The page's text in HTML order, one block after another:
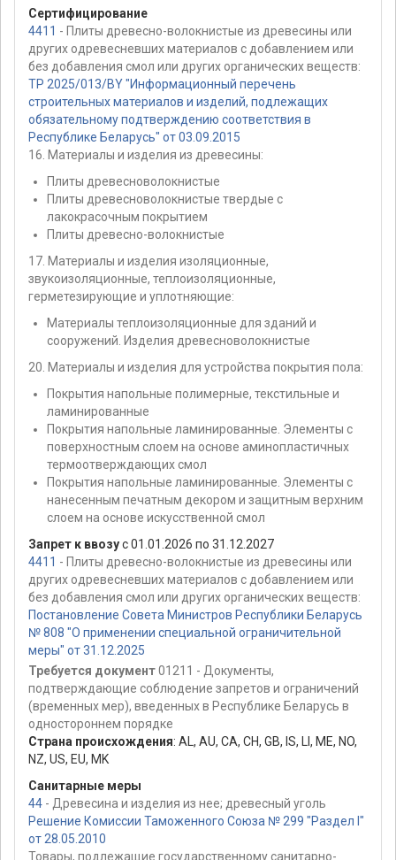
Сертифицирование
4411 - Плиты древесно-волокнистые из древесины или
других одревесневших материалов с добавлением или
без добавления смол или других органических веществ:
ТР 2025/013/BY "Информационный перечень
строительных материалов и изделий, подлежащих
обязательному подтверждению соответствия в
Республике Беларусь" от 03.09.2015
16. Материалы и изделия из древесины:
Плиты древесноволокнистые
Плиты древесноволокнистые твердые с
лакокрасочным покрытием
Плиты древесно-волокнистые
17. Материалы и изделия изоляционные,
звукоизоляционные, теплоизоляционные,
герметезирующие и уплотняющие:
Материалы теплоизоляционные для зданий и
сооружений. Изделия древесноволокнистые
20. Материалы и изделия для устройства покрытия пола:
Покрытия напольные полимерные, текстильные и
ламинированные
Покрытия напольные ламинированные. Элементы с
поверхностным слоем на основе аминопластичных
термоотверждающих смол
Покрытия напольные ламинированные. Элементы с
нанесенным печатным декором и защитным верхним
слоем на основе искусственной смол
Запрет к ввозус 01.01.2026 по 31.12.2027
4411 - Плиты древесно-волокнистые из древесины или
других одревесневших материалов с добавлением или
без добавления смол или других органических веществ:
Постановление Совета Министров Республики Беларусь
№ 808 "О применении специальной ограничительной
меры" от 31.12.2025
Требуется документ01211 - Документы,
подтверждающие соблюдение запретов и ограничений
(временных мер), введенных в Республике Беларусь в
одностороннем порядке
Страна происхождения: AL , AU, CA, CH, GB, IS, , ME, NO,
NZ, US, EU, MK
Санитарные меры
44 - Древесина и изделия из нее; древесный уголь
Решение Комиссии Таможенного Союза № 299 "Раздел I"
от 28.05.2010
Товары, подлежащие государственному санитарно-